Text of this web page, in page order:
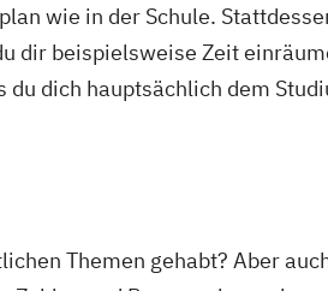
wie in der Schule.
dir beispielsweise Zeit
dich hauptsächlich dem
Themen gehabt? Aber